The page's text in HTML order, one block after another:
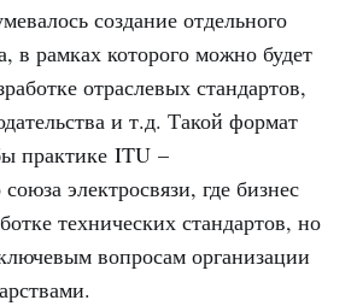
создание отдельного
в рамках которого можно будет
отраслевых стандартов,
и т.д. Такой формат
практике ITU –
электросвязи, где бизнес
технических стандартов, но
вопросам организации